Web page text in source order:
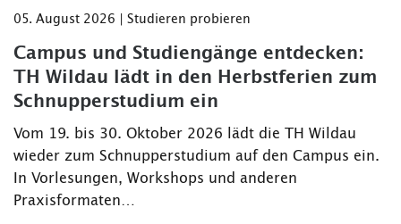
05. August 2026 | Studieren probieren
Campus und Studiengänge entdecken:
TH Wildau lädt in den Herbstferien zum
Schnupperstudium ein
Vom 19. bis 30. Oktober 2026 lädt die TH Wildau
wieder zum Schnupperstudium auf den Campus ein.
In Vorlesungen, Workshops und anderen
Praxisformaten…